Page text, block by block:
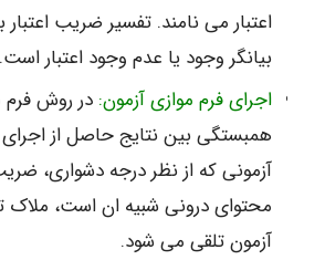
اعتبار می نامند. تفسیر ضریب
بیانگر وجود یا عدم وجود اعتبار است.
اجرای فرم موازی آزمون: در روش
همبستگی بین نتایج حاصل از
آزمونی که از نظر درجه دشواری،
محتوای درونی شبیه ان است، ملاک
آزمون تلقی می شود.